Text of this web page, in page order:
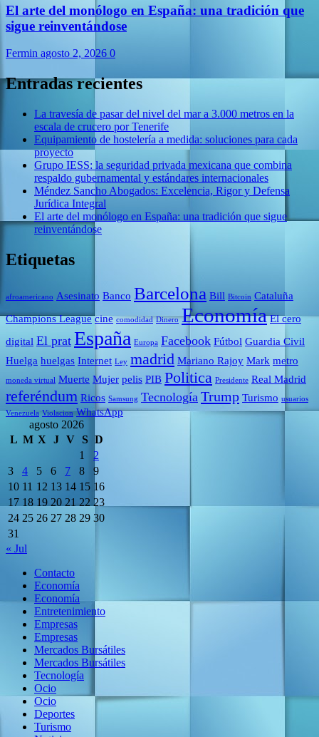
El arte del monólogo en España: una tradición que
sigue reinventándose
Fermin agosto 2, 2026 0
Entradas recientes
La travesía de pasar del nivel del mar a 3.000 metros en la
escala de crucero por Tenerife
Equipamiento de hostelería a medida: soluciones para cada
proyecto
Grupo IESS: la seguridad privada mexicana que combina
respaldo gubernamental y estándares internacionales
Méndez Sancho Abogados: Excelencia, Rigor y Defensa
Jurídica Integral
El arte del monólogo en España: una tradición que sigue
reinventándose
Etiquetas
afroamericano Asesinato Banco Barcelona Bill Bitcoin Cataluña
Champions League cine comodidad Dinero Economía El cero
digital El prat España Europa Facebook Fútbol Guardia Civil
Huelga huelgas Internet Ley madrid Mariano Rajoy Mark metro
moneda virtual Muerte Mujer pelis PIB Politica Presidente Real Madrid
referéndum Ricos Samsung Tecnología Trump Turismo usuarios
Venezuela Violacion WhatsApp
agosto 2026
L M X J V S D
1
2
3
4 5 6 7 8
9
10 11 12 13 14 15 16
17 18 19 20 21 22 23
24 25 26 27 28 29 30
31
« Jul
Contacto
Economía
Economía
Entretenimiento
Empresas
Empresas
Mercados Bursátiles
Mercados Bursátiles
Tecnología
Ocio
Ocio
Deportes
Turismo